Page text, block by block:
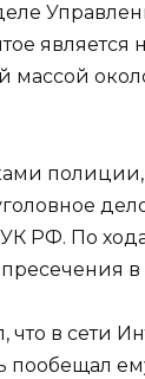
около
РФ. По
в сети
пообещал